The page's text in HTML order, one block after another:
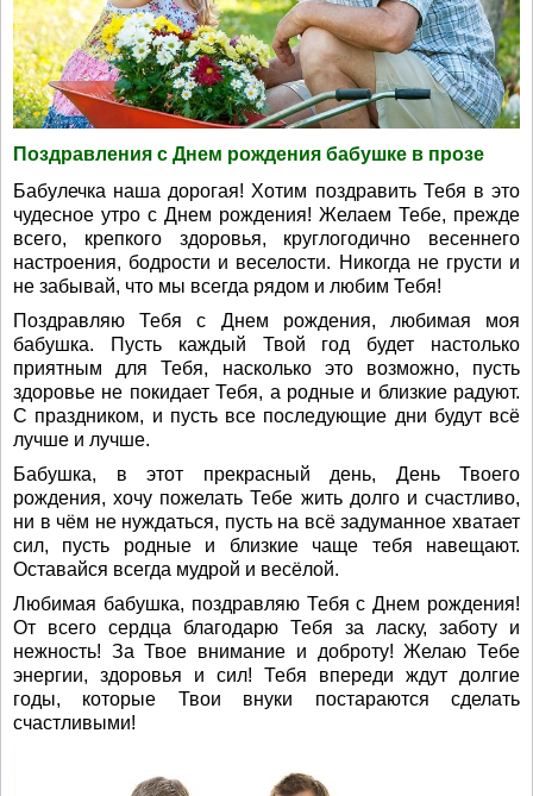
Поздравления с Днем рождения бабушке в прозе
Бабулечка наша дорогая! Хотим поздравить Тебя в это
чудесное утро с Днем рождения! Желаем Тебе, прежде
всего, крепкого здоровья, круглогодично весеннего
настроения, бодрости и веселости. Никогда не грусти и
не забывай, что мы всегда рядом и любим Тебя!
Поздравляю Тебя с Днем рождения, любимая моя
бабушка. Пусть каждый Твой год будет настолько
приятным для Тебя, насколько это возможно, пусть
здоровье не покидает Тебя, а родные и близкие радуют.
С праздником, и пусть все последующие дни будут всё
лучше и лучше.
Бабушка, в этот прекрасный день, День Твоего
рождения, хочу пожелать Тебе жить долго и счастливо,
ни в чём не нуждаться, пусть на всё задуманное хватает
сил, пусть родные и близкие чаще тебя навещают.
Оставайся всегда мудрой и весёлой.
Любимая бабушка, поздравляю Тебя с Днем рождения!
От всего сердца благодарю Тебя за ласку, заботу и
нежность! За Твое внимание и доброту! Желаю Тебе
энергии, здоровья и сил! Тебя впереди ждут долгие
годы, которые Твои внуки постараются сделать
счастливыми!